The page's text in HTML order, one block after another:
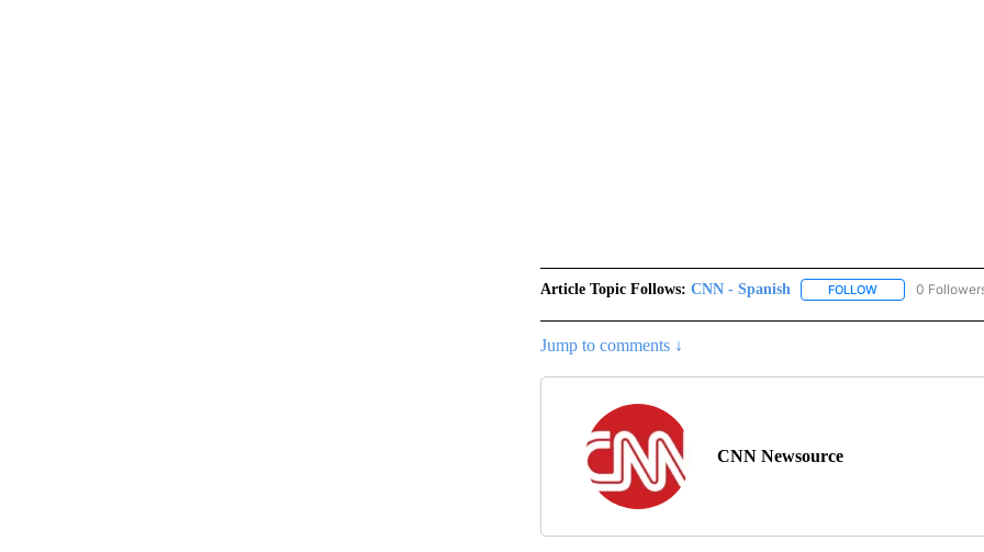
Article Topic Follows: CNN - Spanish FOLLOWFOLLOW "CNN -
0
Jump to comments ↓
CNN Newsource